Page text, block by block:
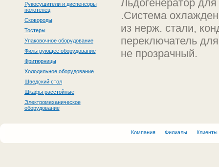
Рукосушители и диспенсоры
полотенец
Сковороды
Тостеры
Упаковочное оборудование
Фильтрующее оборудование
Фритюрницы
Холодильное оборудование
Шведский стол
Шкафы расстойные
Электромеханическое
оборудование
Льдогенератор
.Система
из нерж. стали,
переключатель
не прозрачный.
Компания Филиалы Клиенты